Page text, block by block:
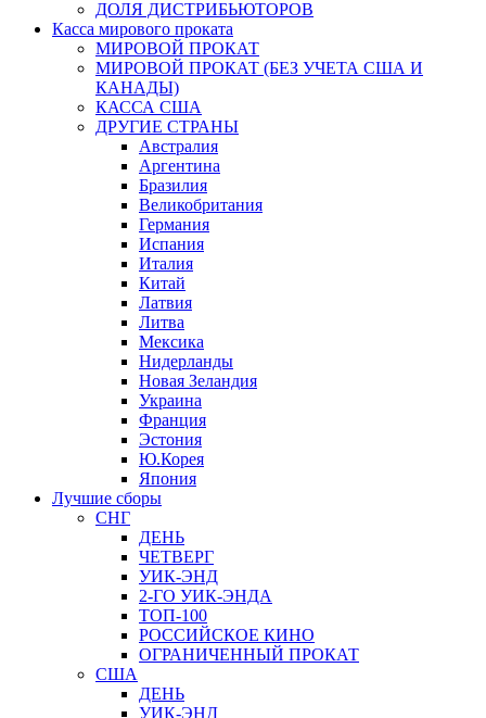
ДОЛЯ ДИСТРИБЬЮТОРОВ
Касса мирового проката
МИРОВОЙ ПРОКАТ
МИРОВОЙ ПРОКАТ (БЕЗ УЧЕТА США И
КАНАДЫ)
КАССА США
ДРУГИЕ СТРАНЫ
Австралия
Аргентина
Бразилия
Великобритания
Германия
Испания
Италия
Китай
Латвия
Литва
Мексика
Нидерланды
Новая Зеландия
Украина
Франция
Эстония
Ю.Корея
Япония
Лучшие сборы
СНГ
ДЕНЬ
ЧЕТВЕРГ
УИК-ЭНД
2-ГО УИК-ЭНДА
ТОП-100
РОССИЙСКОЕ КИНО
ОГРАНИЧЕННЫЙ ПРОКАТ
США
ДЕНЬ
УИК-ЭНД